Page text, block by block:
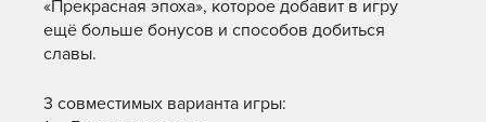
«Прекрасная эпоха», которое добавит в игру
ещё больше бонусов и способов добиться
славы.
3 совместимых варианта игры: